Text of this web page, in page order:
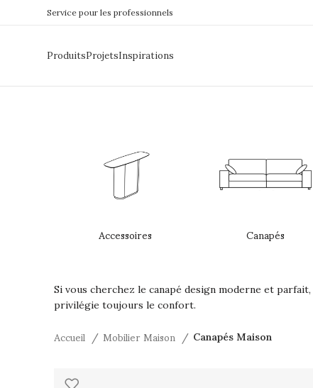
Service pour les professionnels
ProduitsProjetsInspirations
Accessoires Canapés
Si vous cherchez le canapé design moderne et
privilégie toujours le confort.
Accueil Mobilier Maison Canapés Maison